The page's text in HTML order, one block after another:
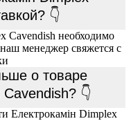
👇
Cavendish необходимо
менеджер свяжется с
о товаре
👇
Електрокамін Dimplex